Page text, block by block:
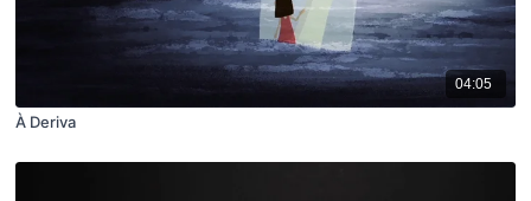
04:05
À Deriva